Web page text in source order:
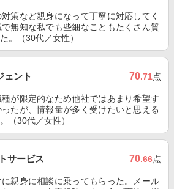
策など親身になって丁寧に対応してく
無知な私でも些細なこともたくさん質
。（30代／女性）
ェント 70.71点
が限定的なため他社ではあまり希望す
たが、情報量が多く受けたいと思える
（30代／女性）
サービス 70.66点
親身に相談に乗ってもらった。メール